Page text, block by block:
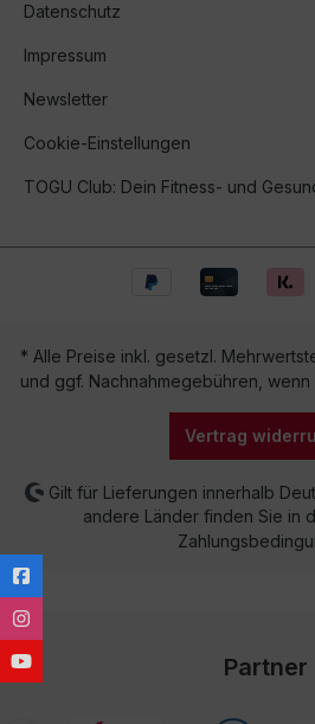
Datenschutz
Impressum
Newsletter
Cookie-Einstellungen
TOGU Club: Dein Fitness- und
* Alle Preise inkl. gesetzl.
und ggf. Nachnahmegebühren,
Vertrag
Gilt für Lieferungen innerhalb
andere Länder finden Sie in
Partner